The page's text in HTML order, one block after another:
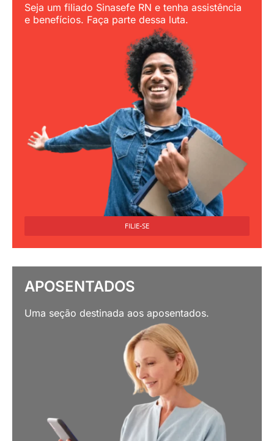
Seja um filiado Sinasefe RN e tenha assistência
e benefícios. Faça parte dessa luta.
FILIE-SE
APOSENTADOS
Uma seção destinada aos aposentados.